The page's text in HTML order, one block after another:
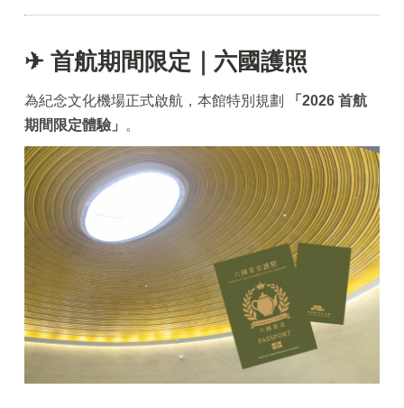
✈ 首航期間限定｜六國護照
為紀念文化機場正式啟航，本館特別規劃
「2026 首航
期間限定體驗」
。